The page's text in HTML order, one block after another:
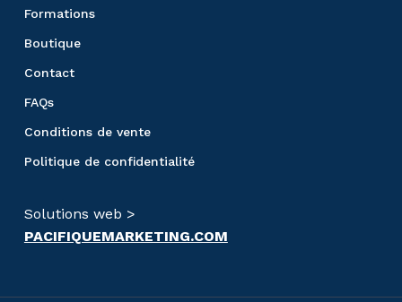
Formations
Boutique
Contact
FAQs
Conditions de vente
Politique de confidentialité
Solutions web >
PACIFIQUEMARKETING.COM